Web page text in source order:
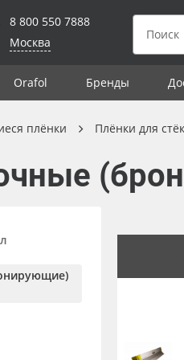
8 800 550 7888
Москва
Orafol Бренды
плёнки Плёнки для